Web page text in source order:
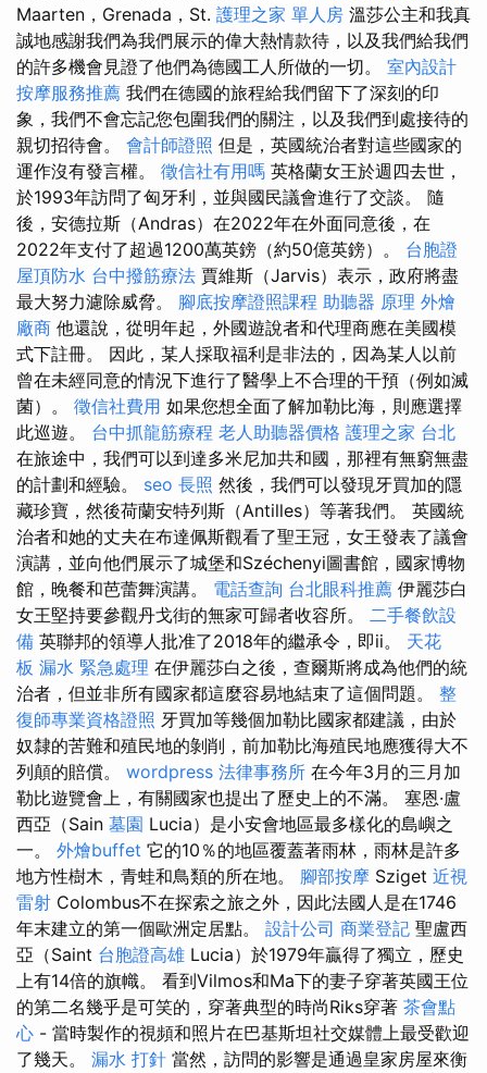
Maarten，Grenada，St. 護理之家 單人房 溫莎公主和我真
誠地感謝我們為我們展示的偉大熱情款待，以及我們給我們
的許多機會見證了他們為德國工人所做的一切。 室內設計
按摩服務推薦 我們在德國的旅程給我們留下了深刻的印
象，我們不會忘記您包圍我們的關注，以及我們到處接待的
親切招待會。 會計師證照 但是，英國統治者對這些國家的
運作沒有發言權。 徵信社有用嗎 英格蘭女王於週四去世，
於1993年訪問了匈牙利，並與國民議會進行了交談。 隨
後，安德拉斯（Andras）在2022年在外面同意後，在
2022年支付了超過1200萬英鎊（約50億英鎊）。 台胞證
屋頂防水 台中撥筋療法 賈維斯（Jarvis）表示，政府將盡
最大努力濾除威脅。 腳底按摩證照課程 助聽器 原理 外燴
廠商 他還說，從明年起，外國遊說者和代理商應在美國模
式下註冊。 因此，某人採取福利是非法的，因為某人以前
曾在未經同意的情況下進行了醫學上不合理的干預（例如滅
菌）。 徵信社費用 如果您想全面了解加勒比海，則應選擇
此巡遊。 台中抓龍筋療程 老人助聽器價格 護理之家 台北
在旅途中，我們可以到達多米尼加共和國，那裡有無窮無盡
的計劃和經驗。 seo 長照 然後，我們可以發現牙買加的隱
藏珍寶，然後荷蘭安特列斯（Antilles）等著我們。 英國統
治者和她的丈夫在布達佩斯觀看了聖王冠，女王發表了議會
演講，並向他們展示了城堡和Széchenyi圖書館，國家博物
館，晚餐和芭蕾舞演講。 電話查詢 台北眼科推薦 伊麗莎白
女王堅持要參觀丹戈街的無家可歸者收容所。 二手餐飲設
備 英聯邦的領導人批准了2018年的繼承令，即ii。 天花
板 漏水 緊急處理 在伊麗莎白之後，查爾斯將成為他們的統
治者，但並非所有國家都這麼容易地結束了這個問題。 整
復師專業資格證照 牙買加等幾個加勒比國家都建議，由於
奴隸的苦難和殖民地的剝削，前加勒比海殖民地應獲得大不
列顛的賠償。 wordpress 法律事務所 在今年3月的三月加
勒比遊覽會上，有關國家也提出了歷史上的不滿。 塞恩·盧
西亞（Sain 墓園 Lucia）是小安會地區最多樣化的島嶼之
一。 外燴buffet 它的10％的地區覆蓋著雨林，雨林是許多
地方性樹木，青蛙和鳥類的所在地。 腳部按摩 Sziget 近視
雷射 Colombus不在探索之旅之外，因此法國人是在1746
年末建立的第一個歐洲定居點。 設計公司 商業登記 聖盧西
亞（Saint 台胞證高雄 Lucia）於1979年贏得了獨立，歷史
上有14倍的旗幟。 看到Vilmos和Ma下的妻子穿著英國王位
的第二名幾乎是可笑的，穿著典型的時尚Riks穿著 茶會點
心 - 當時製作的視頻和照片在巴基斯坦社交媒體上最受歡迎
了幾天。 漏水 打針 當然，訪問的影響是通過皇家房屋來衡